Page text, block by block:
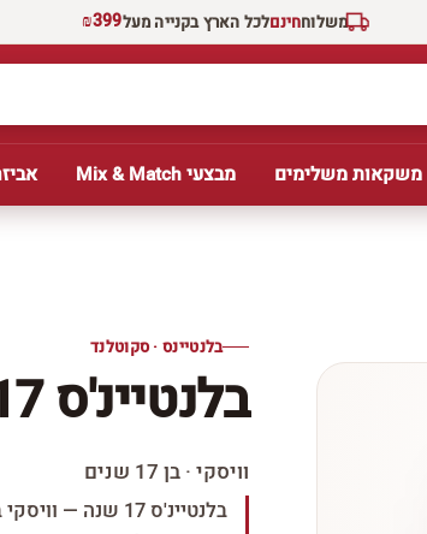
משלוחחינםלכל הארץ בקנייה מעל₪399
משקאות משלימים מבצעי Mix & Match
בלנטיינס · סקוטלנד
בלנטיינ'ס 17 שנה
וויסקי · בן 17 שנים
בלנטיינ'ס 17